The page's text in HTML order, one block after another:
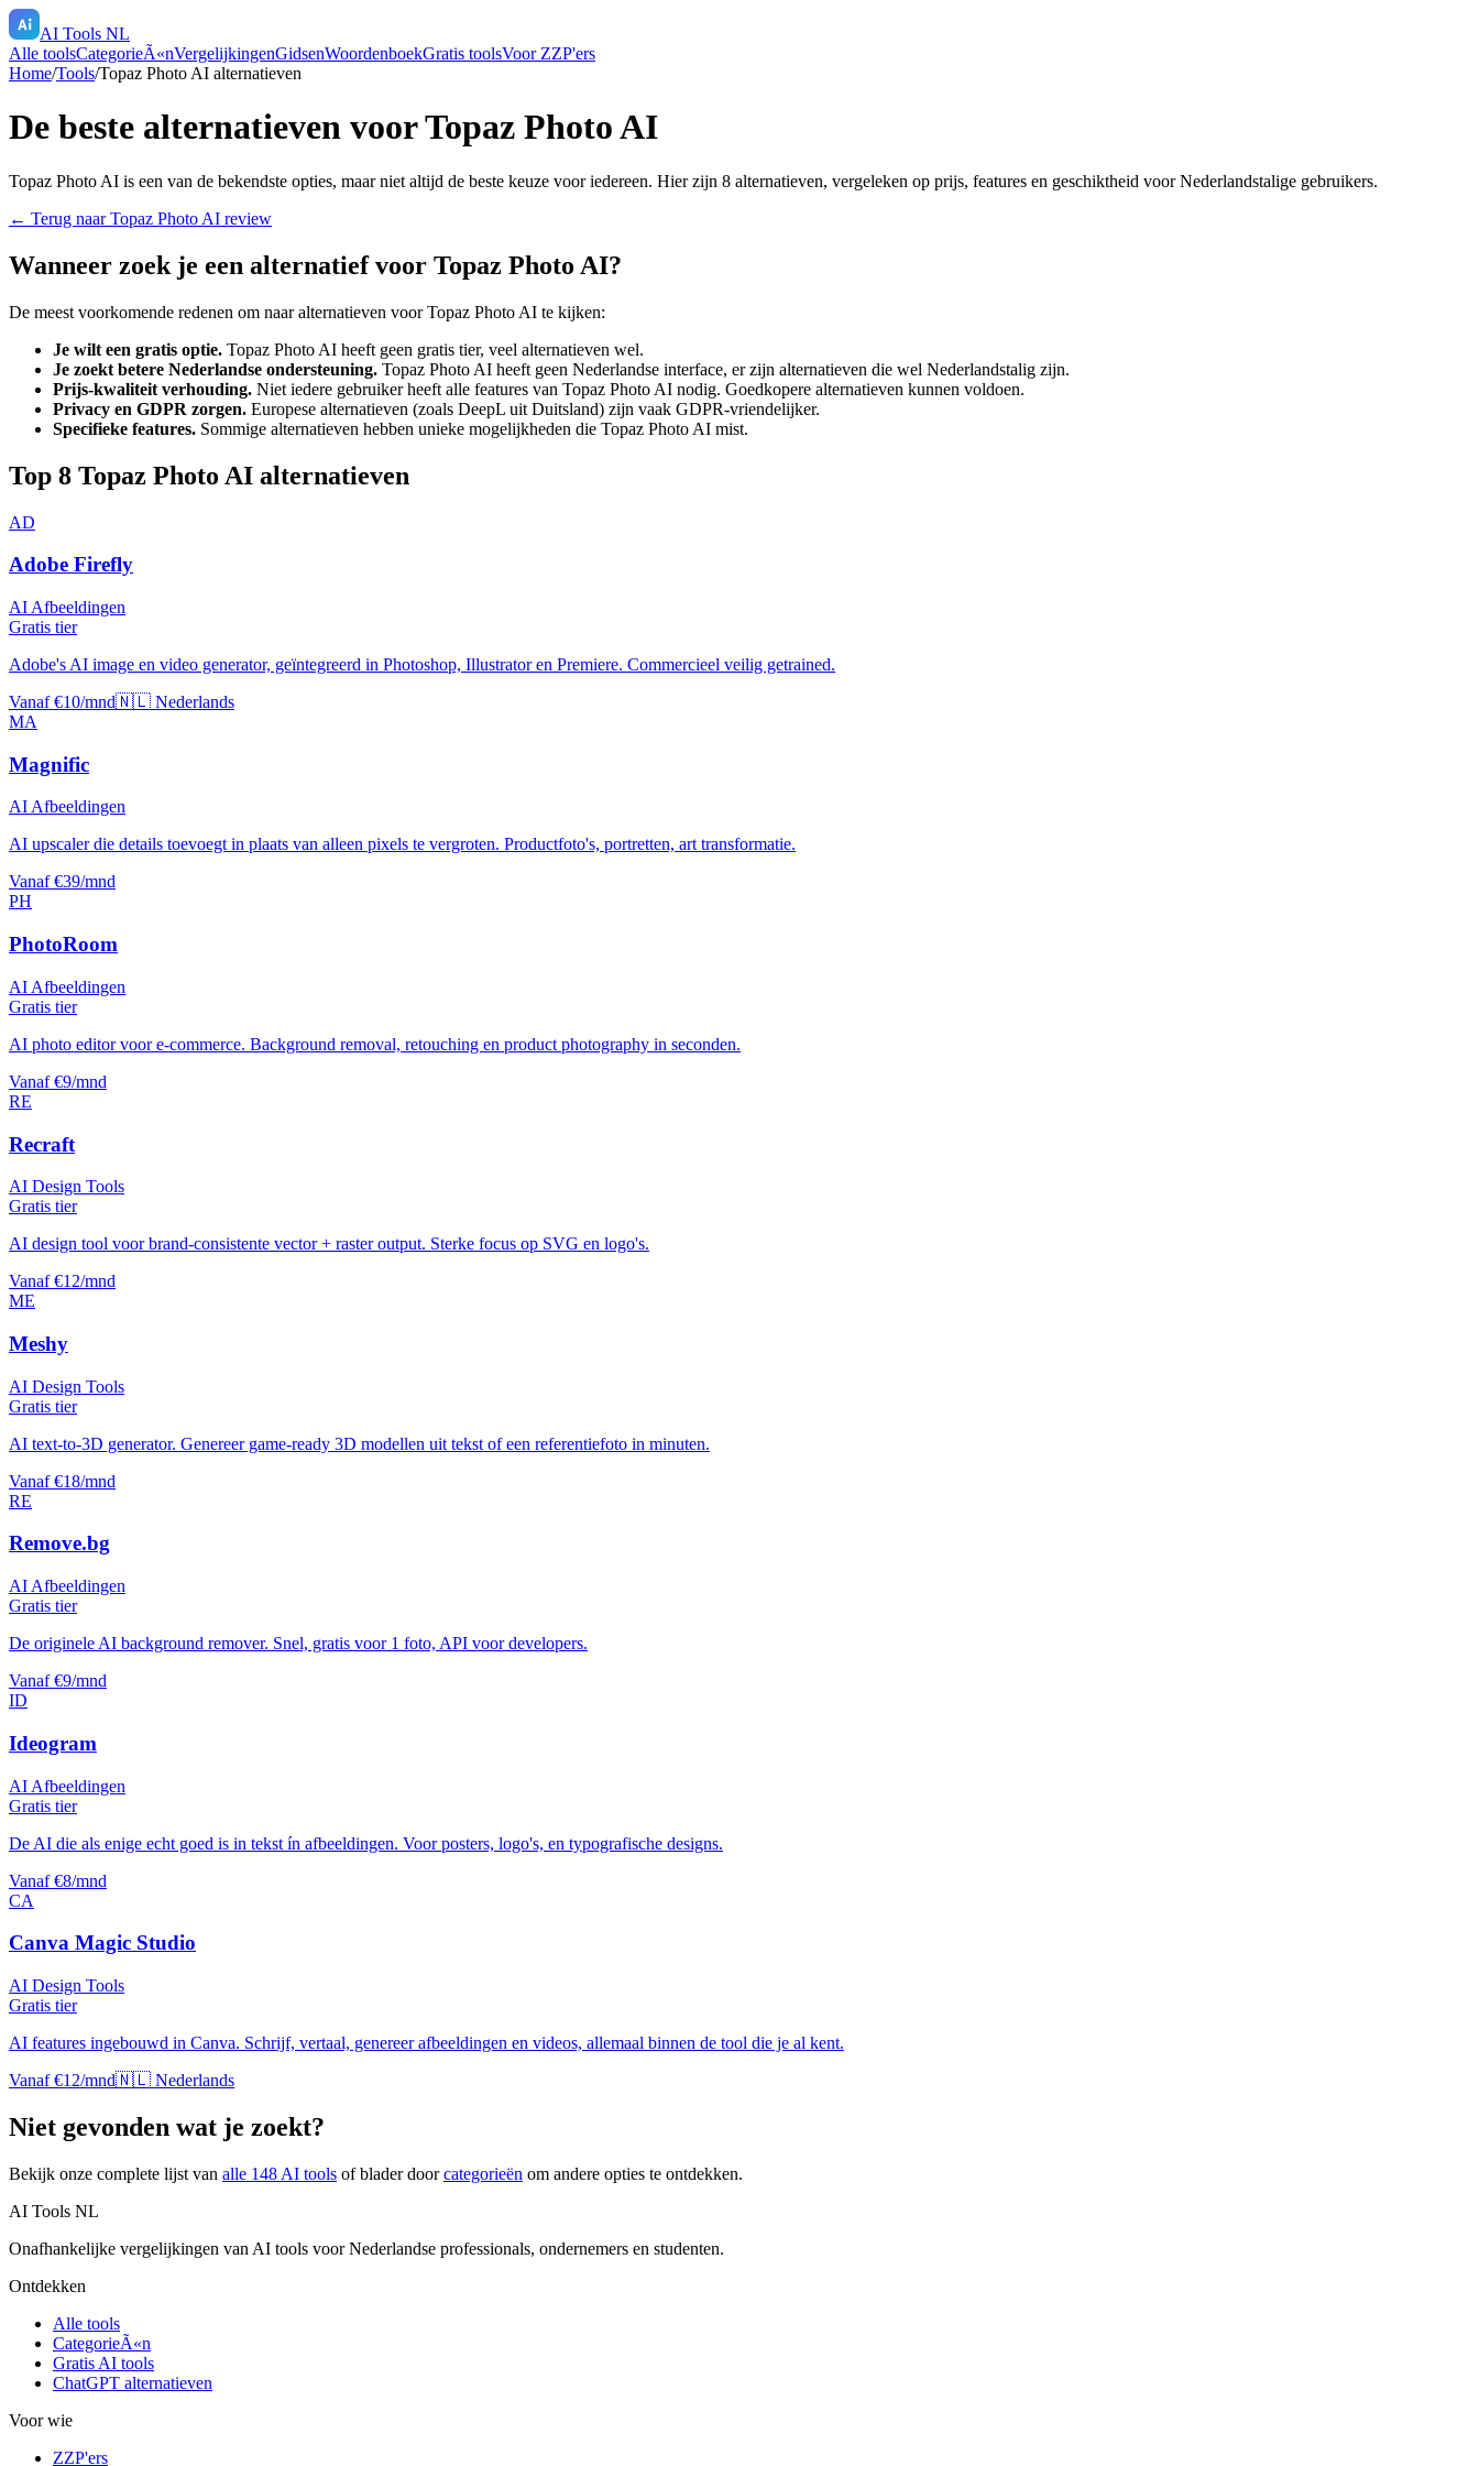
AI Tools NL
Alle toolsCategorieÃ«nVergelijkingenGidsenWoordenboekGratis toolsVoor ZZP'ers
Home/Tools/Topaz Photo AI alternatieven
De beste alternatieven voorTopaz Photo AI
Topaz Photo AI is een van de bekendste opties, maar niet altijd de beste keuze voor iedereen. Hier zijn 8 alternatieven, vergeleken op prijs, features en geschiktheid voor Nederlandstalige gebruikers.
← Terug naarTopaz Photo AI review
Wanneer zoek je een alternatief voor Topaz Photo AI?
De meest voorkomende redenen om naar alternatieven voorTopaz Photo AI te kijken:
Je wilt een gratis optie. Topaz Photo AI heeft geen gratis tier, veel alternatieven wel.
Je zoekt betere Nederlandse ondersteuning. Topaz Photo AI heeft geen Nederlandse interface, er zijn alternatieven die wel Nederlandstalig zijn.
Prijs-kwaliteit verhouding. Niet iedere gebruiker heeft alle features van Topaz Photo AI nodig. Goedkopere alternatieven kunnen voldoen.
Privacy en GDPR zorgen. Europese alternatieven (zoals DeepL uit Duitsland) zijn vaak GDPR-vriendelijker.
Specifieke features. Sommige alternatieven hebben unieke mogelijkheden die Topaz Photo AI mist.
Top 8 Topaz Photo AI alternatieven
AD
Adobe Firefly
AI Afbeeldingen
Gratis tier
Adobe's AI image en video generator, geïntegreerd in Photoshop, Illustrator en Premiere. Commercieel veilig getrained.
Vanaf €10/mnd🇳🇱 Nederlands
MA
Magnific
AI Afbeeldingen
AI upscaler die details toevoegt in plaats van alleen pixels te vergroten. Productfoto's, portretten, art transformatie.
Vanaf €39/mnd
PH
PhotoRoom
AI Afbeeldingen
Gratis tier
AI photo editor voor e-commerce. Background removal, retouching en product photography in seconden.
Vanaf €9/mnd
RE
Recraft
AI Design Tools
Gratis tier
AI design tool voor brand-consistente vector + raster output. Sterke focus op SVG en logo's.
Vanaf €12/mnd
ME
Meshy
AI Design Tools
Gratis tier
AI text-to-3D generator. Genereer game-ready 3D modellen uit tekst of een referentiefoto in minuten.
Vanaf €18/mnd
RE
Remove.bg
AI Afbeeldingen
Gratis tier
De originele AI background remover. Snel, gratis voor 1 foto, API voor developers.
Vanaf €9/mnd
ID
Ideogram
AI Afbeeldingen
Gratis tier
De AI die als enige echt goed is in tekst ín afbeeldingen. Voor posters, logo's, en typografische designs.
Vanaf €8/mnd
CA
Canva Magic Studio
AI Design Tools
Gratis tier
AI features ingebouwd in Canva. Schrijf, vertaal, genereer afbeeldingen en videos, allemaal binnen de tool die je al kent.
Vanaf €12/mnd🇳🇱 Nederlands
Niet gevonden wat je zoekt?
Bekijk onze complete lijst van alle 148 AI tools of blader door categorieën om andere opties te ontdekken.
AI Tools NL
Onafhankelijke vergelijkingen van AI tools voor Nederlandse professionals, ondernemers en studenten.
Ontdekken
Alle tools
CategorieÃ«n
Gratis AI tools
ChatGPT alternatieven
Voor wie
ZZP'ers